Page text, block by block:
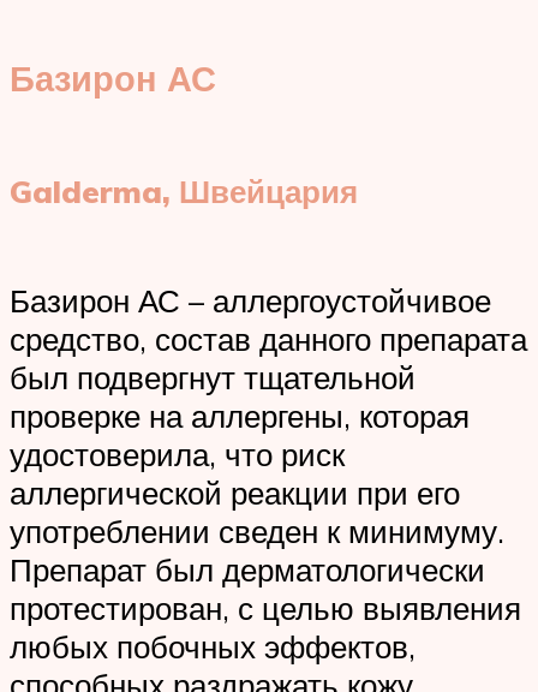
Базирон АС
Galderma, Швейцария
Базирон АС – аллергоустойчивое
средство, состав данного препарата
был подвергнут тщательной
проверке на аллергены, которая
удостоверила, что риск
аллергической реакции при его
употреблении сведен к минимуму.
Препарат был дерматологически
протестирован, с целью выявления
любых побочных эффектов,